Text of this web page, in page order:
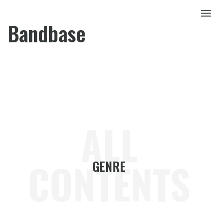
Bandbase
CONTENTS
GENRE